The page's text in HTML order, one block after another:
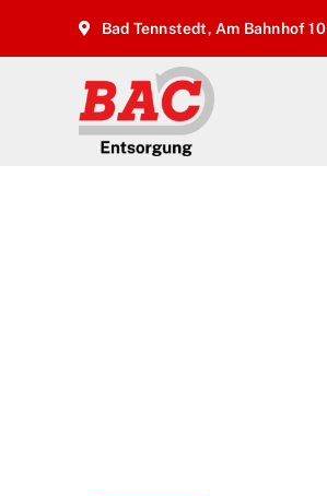
Bad Tennstedt, Am Bahnhof 10